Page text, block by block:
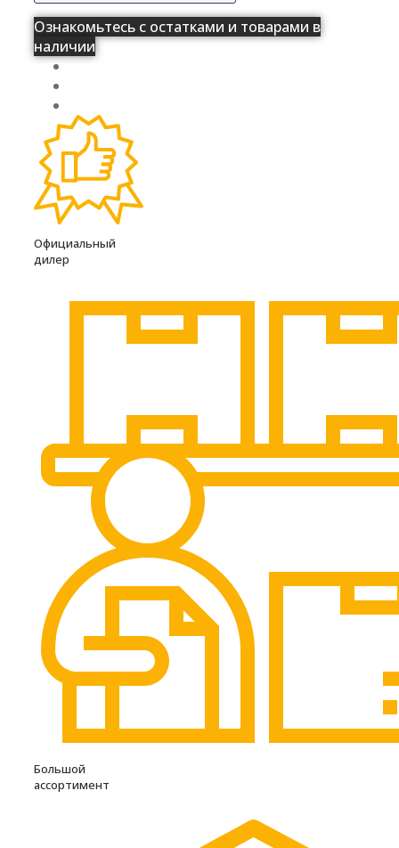
Ознакомьтесь с остатками и товарами в
наличии
Официальный
дилер
Большой
ассортимент